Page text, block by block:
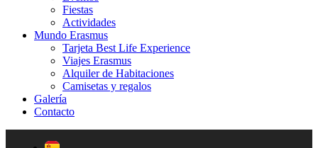
Fiestas
Actividades
Mundo Erasmus
Tarjeta Best Life Experience
Viajes Erasmus
Alquiler de Habitaciones
Camisetas y regalos
Galería
Contacto